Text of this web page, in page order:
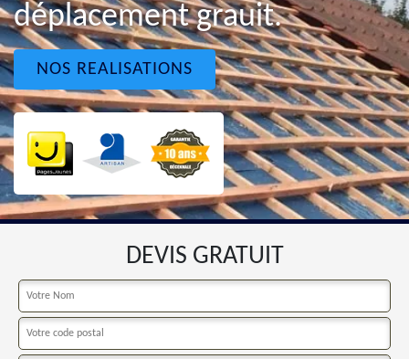
déplacement grauit.
NOS REALISATIONS
DEVIS GRATUIT